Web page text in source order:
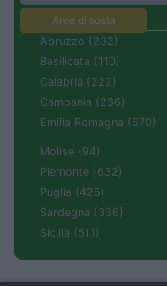
Aree di sosta
Abruzzo (232)
Basilicata (110)
Calabria (222)
Campania (236)
Emilia Romagna (670)
Molise (94)
Piemonte (632)
Puglia (425)
Sardegna (336)
Sicilia (511)